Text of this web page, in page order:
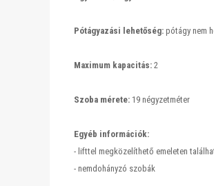
Pótágyazási lehetőség: pótágy nem
Maximum kapacitás: 2
Szoba mérete: 19 négyzetméter
Egyéb információk:
- lifttel megközelíthető emeleten
- nemdohányzó szobák